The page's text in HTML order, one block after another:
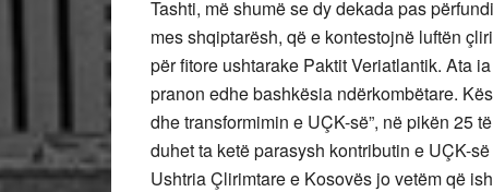
Tashti, më shumë se dy dekada pas
mes shqiptarësh, që e kontestojnë luftën
për fitore ushtarake Paktit Veriatlantik. Ata
pranon edhe bashkësia ndërkombëtare.
dhe transformimin e UÇK-së”, në pikën 25
duhet ta ketë parasysh kontributin e UÇK-
Ushtria Çlirimtare e Kosovës jo vetëm që